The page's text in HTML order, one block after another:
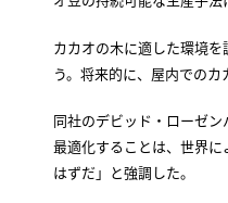
カカオの木に適した環境
う。将来的に、屋内でのカ
同社のデビッド・ローゼ
最適化することは、世界
はずだ」と強調した。